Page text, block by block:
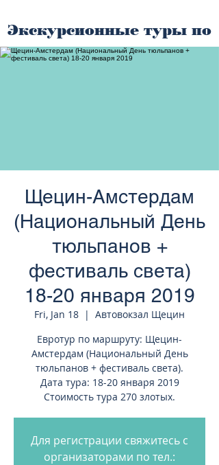
Экскурсионные туры по
странам Европы
Щецин-Амстердам
(Национальный День
тюльпанов +
фестиваль света)
18-20 января 2019
Fri, Jan 18
  |
Автовокзал Щецин
Евротур по маршруту: Щецин-
Амстердам (Национальный День
тюльпанов + фестиваль света).
Дата тура: 18-20 января 2019
Стоимость тура 270 злотых.
Для регистрации свяжитесь с
организаторами по тел.: